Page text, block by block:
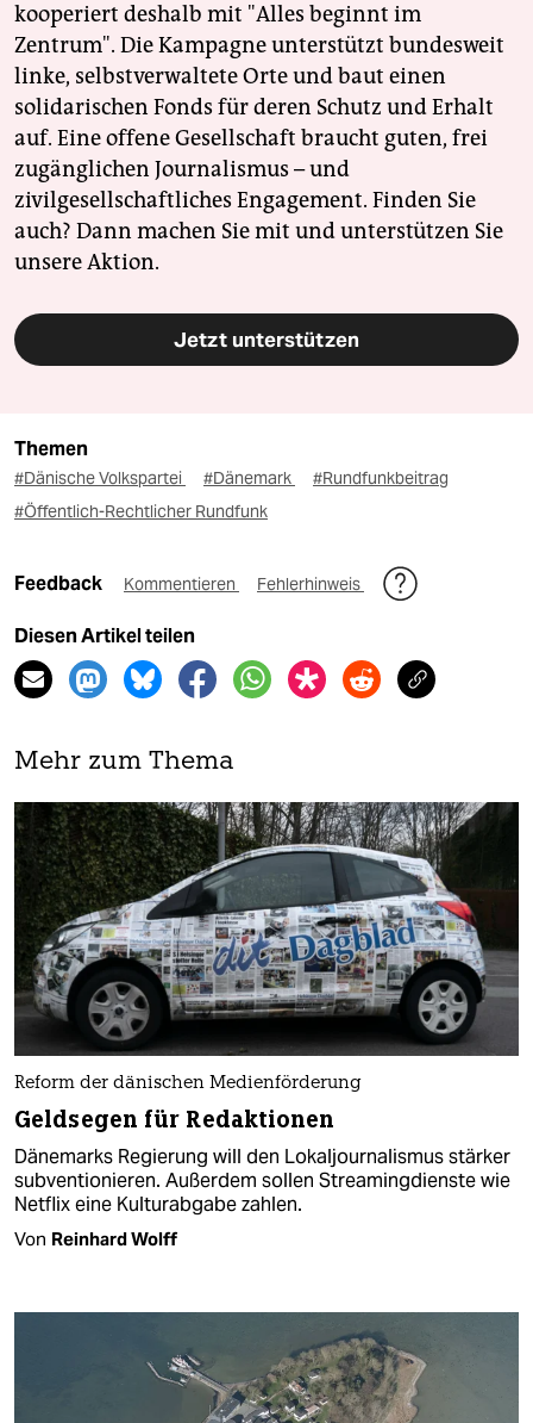
kooperiert deshalb mit "Alles beginnt im
Zentrum". Die Kampagne unterstützt bundesweit
linke, selbstverwaltete Orte und baut einen
solidarischen Fonds für deren Schutz und Erhalt
auf. Eine offene Gesellschaft braucht guten, frei
zugänglichen Journalismus – und
zivilgesellschaftliches Engagement. Finden Sie
auch? Dann machen Sie mit und unterstützen Sie
unsere Aktion.
Jetzt unterstützen
Themen
#Dänische Volkspartei #Dänemark
#Rundfunkbeitrag
#Öffentlich-Rechtlicher Rundfunk
Feedback Kommentieren Fehlerhinweis
Diesen Artikel teilen
Mehr zum Thema
Reform der dänischen Medienförderung
Geldsegen für Redaktionen
Dänemarks Regierung will den Lokaljournalismus stärker
subventionieren. Außerdem sollen Streamingdienste wie
Netflix eine Kulturabgabe zahlen.
Von Reinhard Wolff